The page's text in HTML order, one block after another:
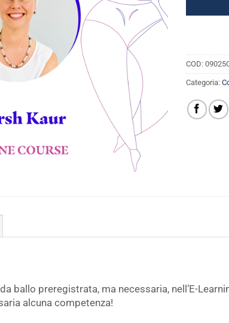
COD:
Categoria:
ballo preregistrata, ma necessaria, nell’E-
alcuna competenza!